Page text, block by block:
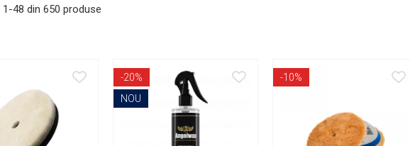
1-48 din 650 produse
-20%
NOU
-10%